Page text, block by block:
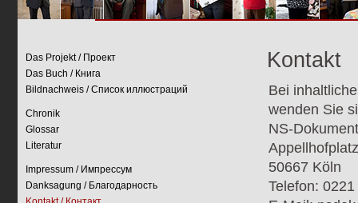
Das Projekt / Проект
Das Buch / Книга
Bildnachweis / Список иллюстраций
Chronik
Glossar
Literatur
Impressum / Импрессум
Danksagung / Благодарность
Kontakt
Bei
wenden Sie
NS-
50667 Köln
Telefon: